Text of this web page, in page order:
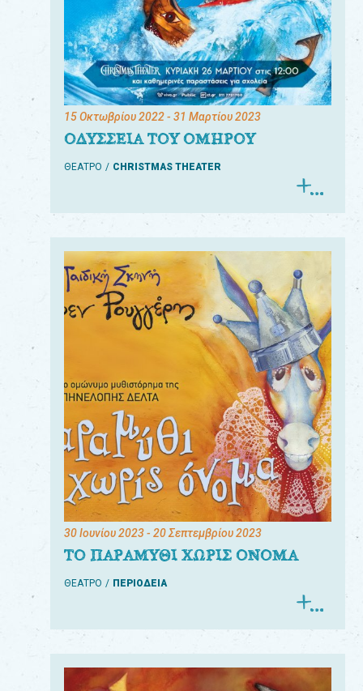
15 Οκτωβρίου 2022- 31 Μαρτίου 2023
ΟΔΥΣΣΕΙΑ ΤΟΥ ΟΜΗΡΟΥ
ΘΕΑΤΡΟ CHRISTMAS THEATER
30 Ιουνίου 2023- 20 Σεπτεμβρίου 2023
ΤΟ ΠΑΡΑΜΥΘΙ ΧΩΡΙΣ ΟΝΟΜΑ
ΘΕΑΤΡΟ ΠΕΡΙΟΔΕΙΑ